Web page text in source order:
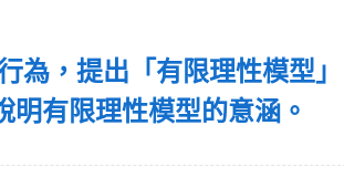
，提出「有限理性模型」
有限理性模型的意涵。